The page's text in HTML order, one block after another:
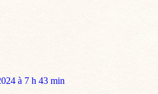
à 7 h 43 min